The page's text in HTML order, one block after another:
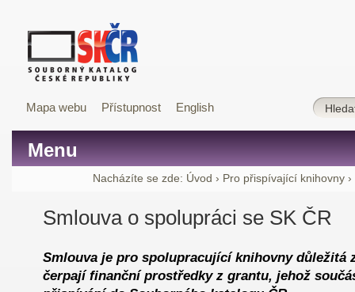
Mapa webu Přístupnost English
Menu
Nacházíte se zde: Úvod › Pro přispívající knihovny ›
Smlouva o spolupráci se SK ČR
Smlouva je pro spolupracující knihovny důležitá
čerpají finanční prostředky z grantu, jehož